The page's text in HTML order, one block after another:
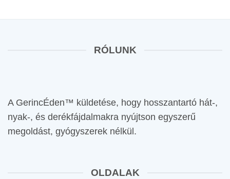
RÓLUNK
A GerincÉden™ küldetése, hogy hosszantartó hát-,
nyak-, és derékfájdalmakra nyújtson egyszerű
megoldást, gyógyszerek nélkül.
OLDALAK